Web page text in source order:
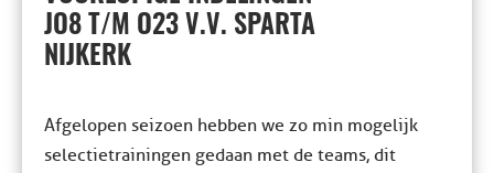
JO8 T/M O23 V.V. SPARTA
NIJKERK
Afgelopen seizoen hebben we zo min mogelijk
selectietrainingen gedaan met de teams, dit